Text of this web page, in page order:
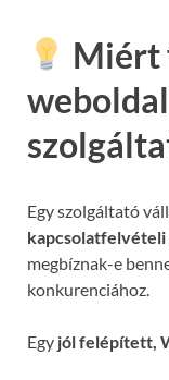
Miért
Egy szolgáltató
kapcsolatfelvételi
megbíznak-e
konkurenciához.
Egy jól felépített,